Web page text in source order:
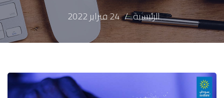
الرئيسية 24 فبراير 2022